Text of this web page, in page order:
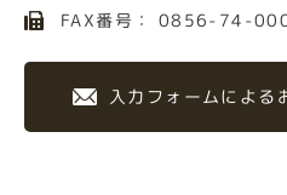
FAX番号： 0856-74-
入力フォームによる